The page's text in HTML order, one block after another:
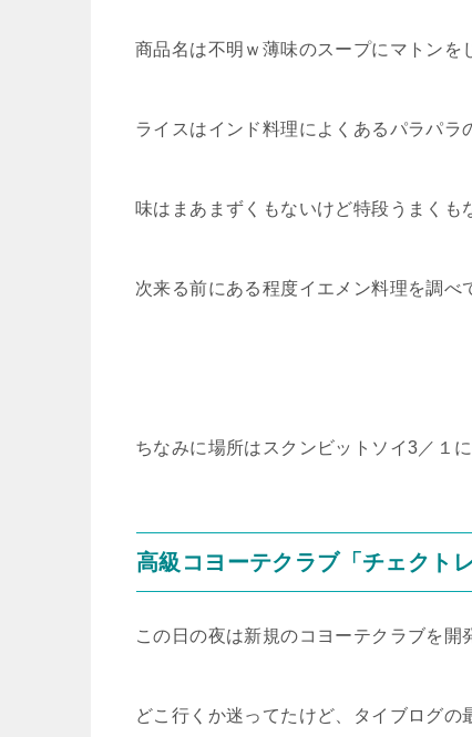
商品名は不明ｗ薄味のスープにマトンを
ライスはインド料理によくあるパラパラ
味はまあまずくもないけど特段うまくも
次来る前にある程度イエメン料理を調べ
ちなみに場所はスクンビットソイ3／１
高級コヨーテクラブ「チェクト
この日の夜は新規のコヨーテクラブを開
どこ行くか迷ってたけど、タイブログ